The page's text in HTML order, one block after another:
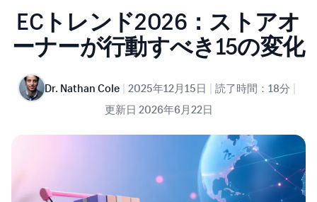
ECトレンド2026：ストアオ
ーナーが行動すべき15の変化
Dr. Nathan Cole | 2025年12月15日 | 読了時間：18分 |
更新日 2026年6月22日